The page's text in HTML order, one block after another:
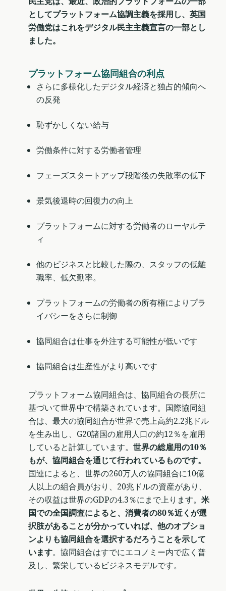
としてプラットフォーム協調主義を採用し、英国
労働党はこれをデジタル民主主義宣言の一部とし
ました。
プラットフォーム協同組合の利点
さらに多様化したデジタル経済と独占的傾向へ
の反発
恥ずかしくない給与
労働条件に対する労働者管理
フェーズスタートアップ段階後の失敗率の低下
景気後退時の回復力の向上
プラットフォームに対する労働者のローヤルテ
ィ
他のビジネスと比較した際の、スタッフの低離
職率、低欠勤率。
プラットフォームの労働者の所有権によりプラ
イバシーをさらに制御
協同組合は仕事を外注する可能性が低いです
協同組合は生産性がより高いです
プラットフォーム協同組合は、協同組合の長所に
基づいて世界中で構築されています。国際協同組
合は、最大の協同組合が世界で売上高約2.2兆ドル
を生み出し、G20諸国の雇用人口の約12％を雇用
していると計算しています。 世界の総雇用の10％
もが、協同組合を通じて行われているものです。
国連によると、世界の260万人の協同組合に10億
人以上の組合員がおり、20兆ドルの資産があり、
その収益は世界のGDPの4.3％にまで上ります。 米
国での全国調査によると、消費者の80％近くが選
択肢があることが分かっていれば、他のオプショ
ンよりも協同組合を選択するだろうことを示して
います。協同組合はすでにエコノミー内で広く普
及し、繁栄しているビジネスモデルです。